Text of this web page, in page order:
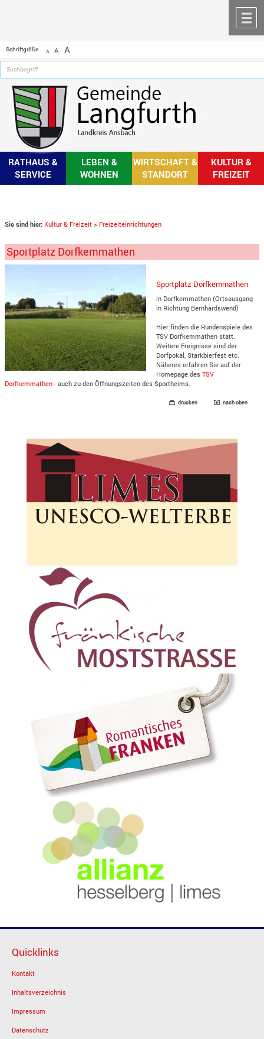
Schriftgröße A A A
RATHAUS &
SERVICE
LEBEN &
WOHNEN
WIRTSCHAFT &
STANDORT
KULTUR &
FREIZEIT
Sie sind hier: Kultur & Freizeit > Freizeiteinrichtungen
Sportplatz Dorfkemmathen
Sportplatz Dorfkemmathen
in Dorfkemmathen (Ortsausgang
in Richtung Bernhardswend)
Hier finden die Rundenspiele des
TSV Dorfkemmathen statt.
Weitere Ereignisse sind der
Dorfpokal, Starkbierfest etc.
Näheres erfahren Sie auf der
Homepage desTSV
Dorfkemmathen - auch zu den Öffnungszeiten des Sportheims.
drucken nach oben
Quicklinks
Kontakt
Inhaltsverzeichnis
Impressum
Datenschutz